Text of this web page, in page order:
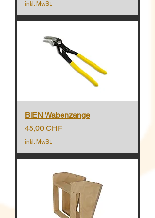
inkl. MwSt.
BIEN Wabenzange
Preis
45,00 CHF
inkl. MwSt.